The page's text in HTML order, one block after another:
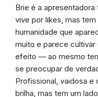
Brie é a
vive por likes, mas
humanidade que
muito e parece
efeito — ao mesmo
se preocupar de
Profissional, vaidosa
brilha, mas tem um